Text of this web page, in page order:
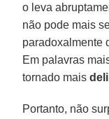
o leva
não pode mais
paradoxalmente
Em palavras
tornado mais
Portanto, não